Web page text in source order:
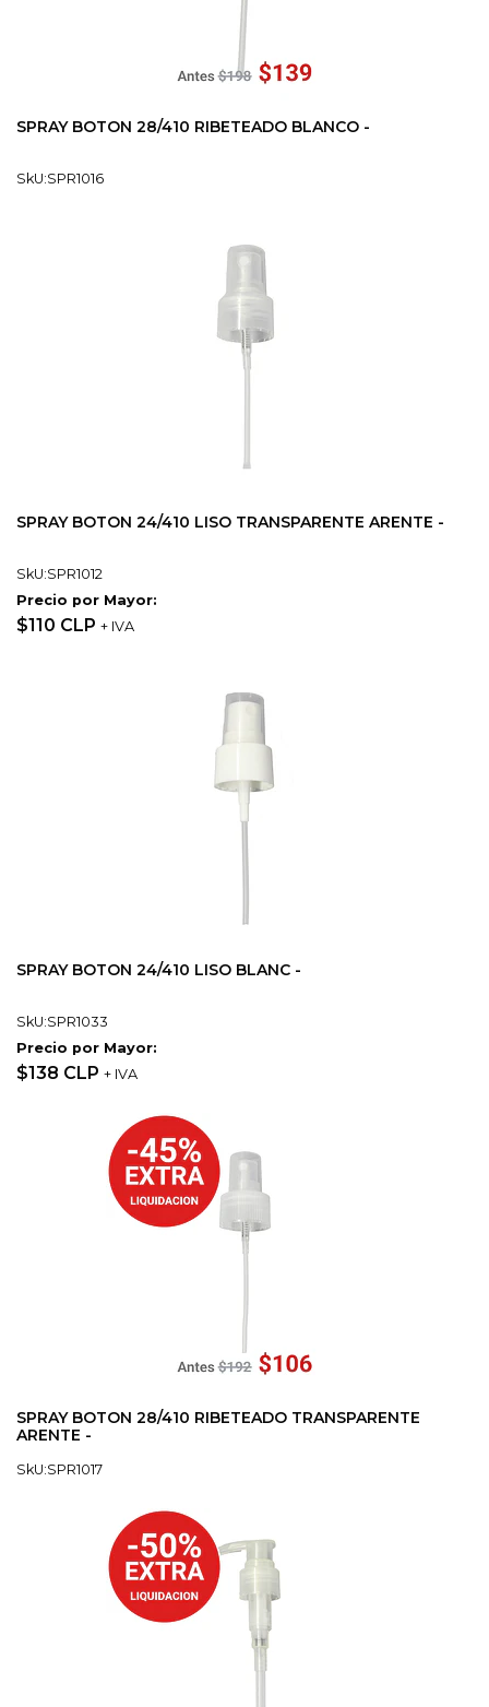
SPRAY BOTON 28/410 RIBETEADO BLANCO -
SkU:SPR1016
SPRAY BOTON 24/410 LISO TRANSPARENTE ARENTE -
SkU:SPR1012
Precio por Mayor:
$110 CLP + IVA
SPRAY BOTON 24/410 LISO BLANC -
SkU:SPR1033
Precio por Mayor:
$138 CLP + IVA
SPRAY BOTON 28/410 RIBETEADO TRANSPARENTE
ARENTE -
SkU:SPR1017